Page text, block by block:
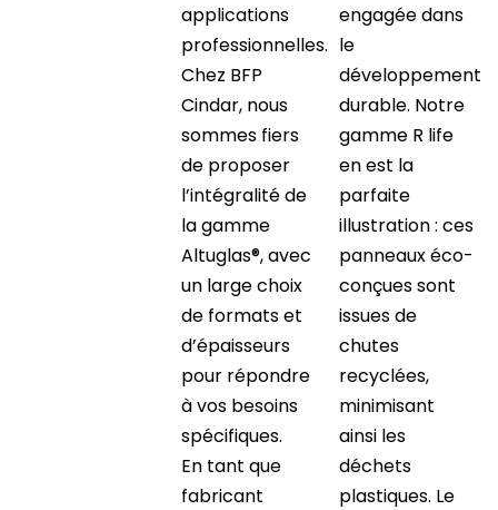
applications
professionnelles.
Chez BFP
Cindar, nous
sommes fiers
de proposer
l’intégralité de
la gamme
Altuglas®, avec
un large choix
de formats et
d’épaisseurs
pour répondre
à vos besoins
spécifiques.
En tant que
fabricant
engagée dans
le
développement
durable. Notre
gamme R life
en est la
parfaite
illustration : ces
panneaux éco-
conçues sont
issues de
chutes
recyclées,
minimisant
ainsi les
déchets
plastiques. Le